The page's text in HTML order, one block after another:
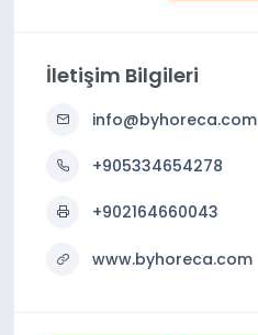
İletişim Bilgileri
info@byhoreca.com
+905334654278
+902164660043
www.byhoreca.com